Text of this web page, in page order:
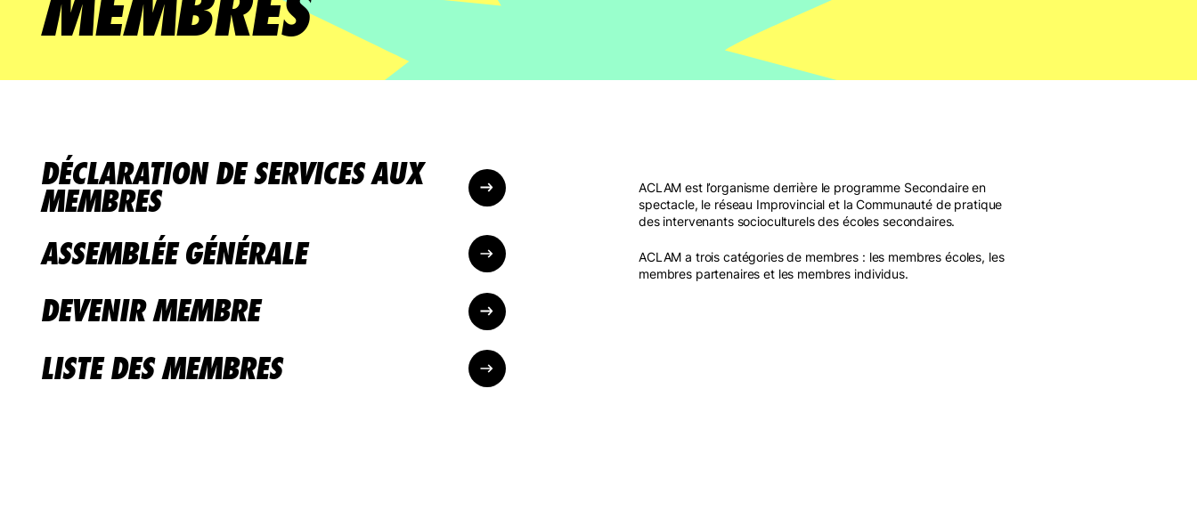
DÉCLARATION DE SERVICES AUX
MEMBRES
ASSEMBLÉE GÉNÉRALE
DEVENIR MEMBRE
LISTE DES MEMBRES
ACLAM est l’organisme derrière le programme Secondaire en
spectacle, le réseau Improvincial et la Communauté de pratique
des intervenants socioculturels des écoles secondaires.
ACLAM a trois catégories de membres : les membres écoles, les
membres partenaires et les membres individus.